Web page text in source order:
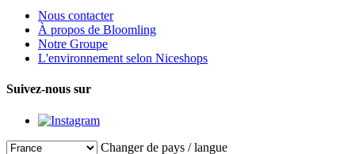
Nous contacter
À propos de Bloomling
Notre Groupe
L'environnement selon Niceshops
Suivez-nous sur
Changer de pays / langue